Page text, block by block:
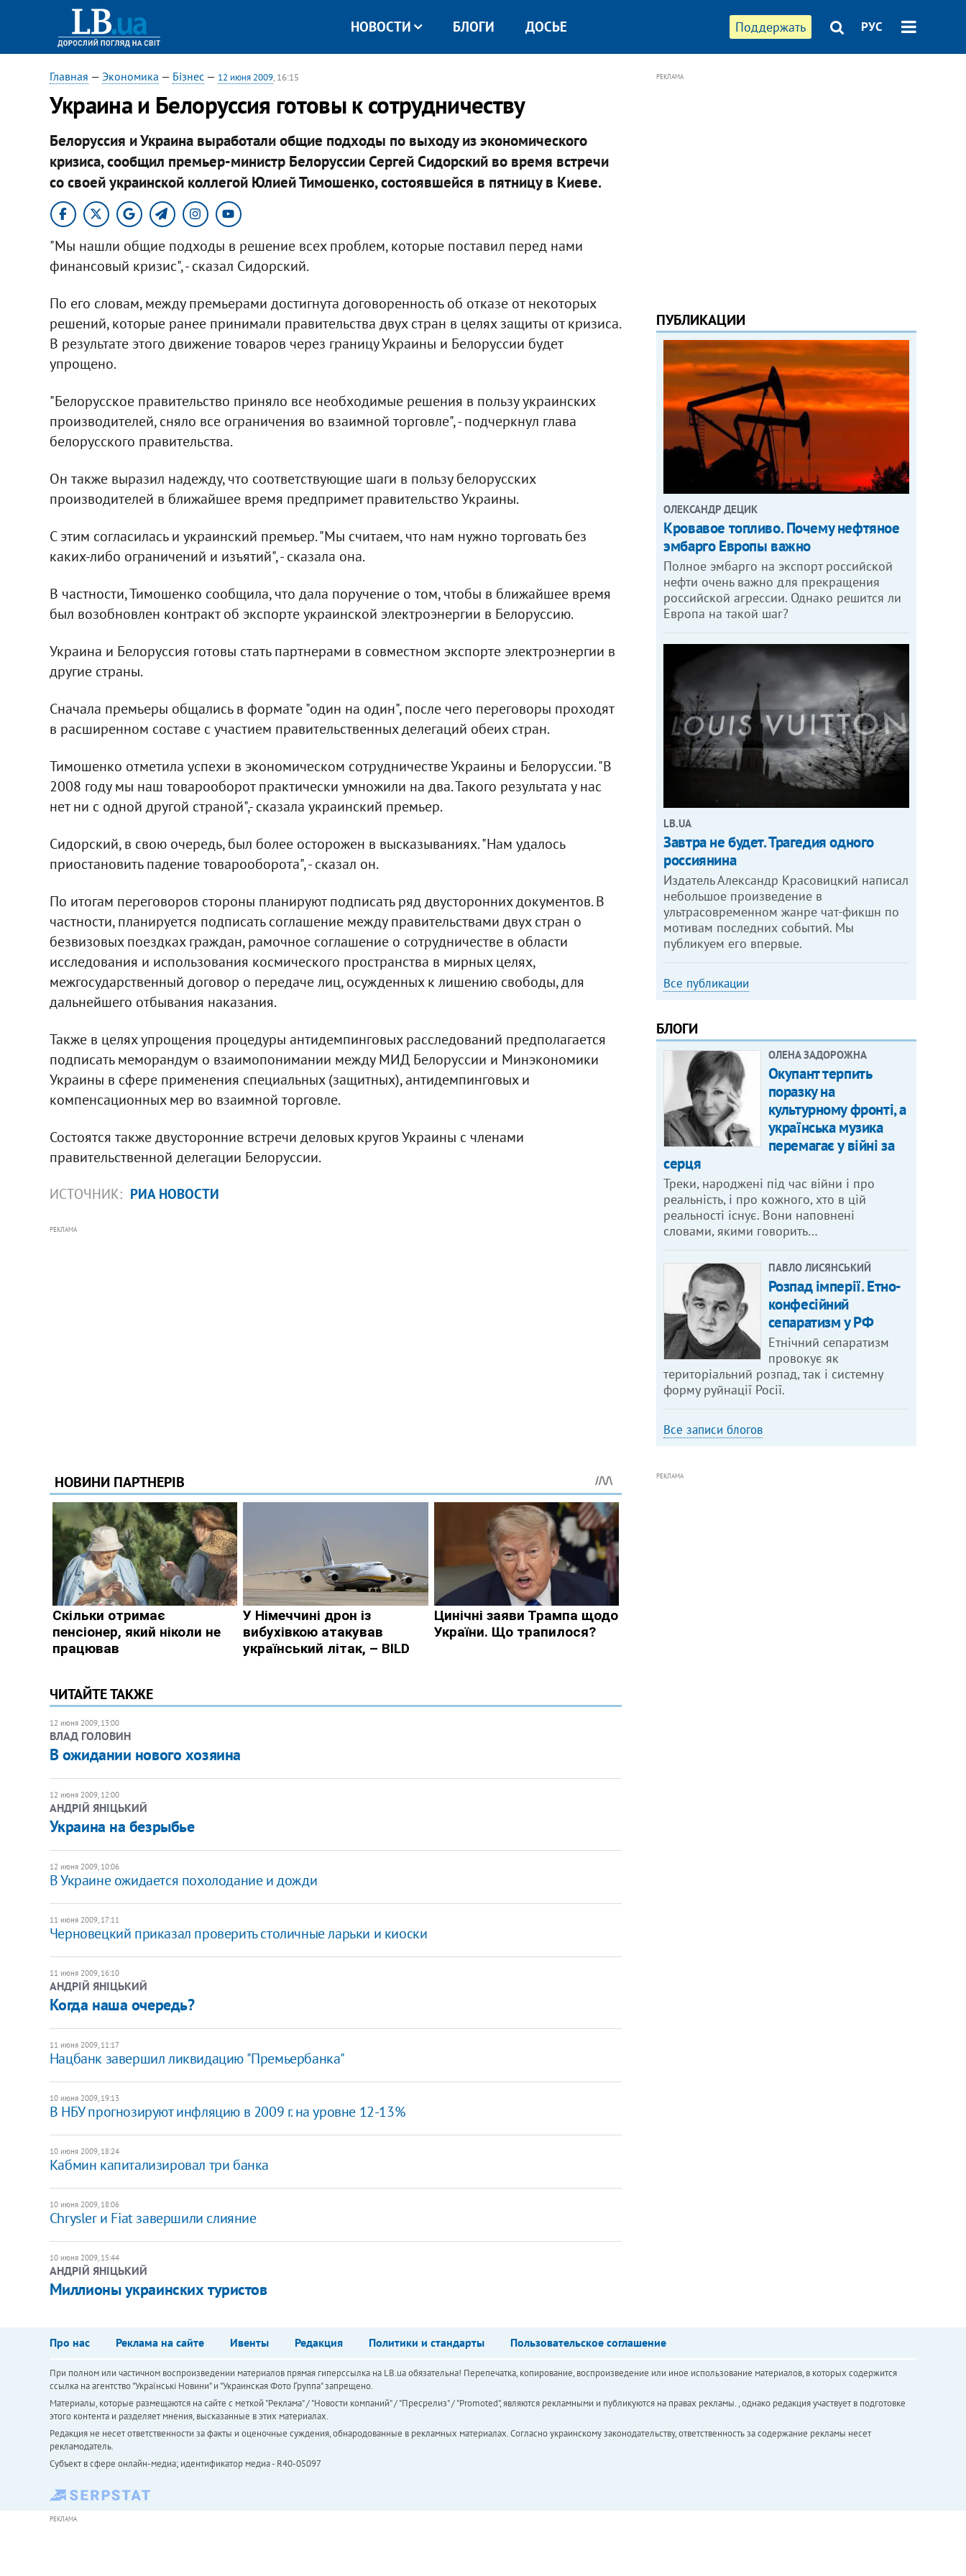
Поддержать РУС
НОВОСТИ БЛОГИ ДОСЬЕ
Главная — Экономика — Бізнес— 12 июня 2009, 16:15
Украина и Белоруссия готовы к сотрудничеству
Белоруссия и Украина выработали общие подходы по выходу из экономического
кризиса, сообщил премьер-министр Белоруссии Сергей Сидорский во время встречи
со своей украинской коллегой Юлией Тимошенко, состоявшейся в пятницу в Киеве.
"Мы нашли общие подходы в решение всех проблем, которые поставил перед нами
финансовый кризис", - сказал Сидорский.
По его словам, между премьерами достигнута договоренность об отказе от некоторых
решений, которые ранее принимали правительства двух стран в целях защиты от кризиса.
В результате этого движение товаров через границу Украины и Белоруссии будет
упрощено.
"Белорусское правительство приняло все необходимые решения в пользу украинских
производителей, сняло все ограничения во взаимной торговле", - подчеркнул глава
белорусского правительства.
Он также выразил надежду, что соответствующие шаги в пользу белорусских
производителей в ближайшее время предпримет правительство Украины.
С этим согласилась и украинский премьер. "Мы считаем, что нам нужно торговать без
каких-либо ограничений и изъятий", - сказала она.
В частности, Тимошенко сообщила, что дала поручение о том, чтобы в ближайшее время
был возобновлен контракт об экспорте украинской электроэнергии в Белоруссию.
Украина и Белоруссия готовы стать партнерами в совместном экспорте электроэнергии в
другие страны.
Сначала премьеры общались в формате "один на один", после чего переговоры проходят
в расширенном составе с участием правительственных делегаций обеих стран.
Тимошенко отметила успехи в экономическом сотрудничестве Украины и Белоруссии. "В
2008 году мы наш товарооборот практически умножили на два. Такого результата у нас
нет ни с одной другой страной",- сказала украинский премьер.
Сидорский, в свою очередь, был более осторожен в высказываниях. "Нам удалось
приостановить падение товарооборота", - сказал он.
По итогам переговоров стороны планируют подписать ряд двусторонних документов. В
частности, планируется подписать соглашение между правительствами двух стран о
безвизовых поездках граждан, рамочное соглашение о сотрудничестве в области
исследования и использования космического пространства в мирных целях,
межгосударственный договор о передаче лиц, осужденных к лишению свободы, для
дальнейшего отбывания наказания.
Также в целях упрощения процедуры антидемпинговых расследований предполагается
подписать меморандум о взаимопонимании между МИД Белоруссии и Минэкономики
Украины в сфере применения специальных (защитных), антидемпинговых и
компенсационных мер во взаимной торговле.
Состоятся также двусторонние встречи деловых кругов Украины с членами
правительственной делегации Белоруссии.
ИСТОЧНИК: РИА НОВОСТИ
РЕКЛАМА
ЧИТАЙТЕ ТАКЖЕ
12 июня 2009, 13:00
ВЛАД ГОЛОВИН
В ожидании нового хозяина
12 июня 2009, 12:00
АНДРІЙ ЯНІЦЬКИЙ
Украина на безрыбье
12 июня 2009, 10:06
В Украине ожидается похолодание и дожди
11 июня 2009, 17:11
Черновецкий приказал проверить столичные ларьки и киоски
11 июня 2009, 16:10
АНДРІЙ ЯНІЦЬКИЙ
Когда наша очередь?
11 июня 2009, 11:17
Нацбанк завершил ликвидацию "Премьербанка"
10 июня 2009, 19:13
В НБУ прогнозируют инфляцию в 2009 г. на уровне 12-13%
10 июня 2009, 18:24
Кабмин капитализировал три банка
10 июня 2009, 18:06
Chrysler и Fiat завершили слияние
10 июня 2009, 15:44
АНДРІЙ ЯНІЦЬКИЙ
Миллионы украинских туристов
РЕКЛАМА
ПУБЛИКАЦИИ
ОЛЕКСАНДР ДЕЦИК
Кровавое топливо. Почему нефтяное
эмбарго Европы важно
Полное эмбарго на экспорт российской
нефти очень важно для прекращения
российской агрессии. Однако решится ли
Европа на такой шаг?
LB.UA
Завтра не будет. Трагедия одного
россиянина
Издатель Александр Красовицкий написал
небольшое произведение в
ультрасовременном жанре чат-фикшн по
мотивам последних событий. Мы
публикуем его впервые.
Все публикации
БЛОГИ
ОЛЕНА ЗАДОРОЖНА
Окупант терпить
поразку на
культурному фронті, а
українська музика
перемагає у війні за
серця
Треки, народжені під час війни і про
реальність, і про кожного, хто в цій
реальності існує. Вони наповнені
словами, якими говорить…
ПАВЛО ЛИСЯНСЬКИЙ
Розпад імперії. Етно-
конфесійний
сепаратизм у РФ
Етнічний сепаратизм
провокує як
територіальний розпад, так і системну
форму руйнації Росії.
Все записи блогов
РЕКЛАМА
Про нас Реклама на сайте Ивенты Редакция Политики и стандарты Пользовательское соглашение
При полном или частичном воспроизведении материалов прямая гиперссылка на LB.ua обязательна! Перепечатка, копирование, воспроизведение или иное использование материалов, в которых содержится
ссылка на агентство "Українськi Новини" и "Украинская Фото Группа" запрещено.
Материалы, которые размещаются на сайте с меткой "Реклама" / "Новости компаний" / "Пресрелиз" / "Promoted", являются рекламными и публикуются на правах рекламы. , однако редакция участвует в подготовке
этого контента и разделяет мнения, высказанные в этих материалах.
Редакция не несет ответственности за факты и оценочные суждения, обнародованные в рекламных материалах. Согласно украинскому законодательству, ответственность за содержание рекламы несет
рекламодатель.
Субъект в сфере онлайн-медиа; идентификатор медиа - R40-05097
РЕКЛАМА